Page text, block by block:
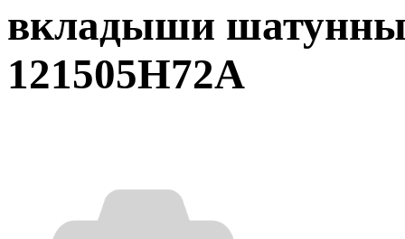
вкладыши
121505H72A